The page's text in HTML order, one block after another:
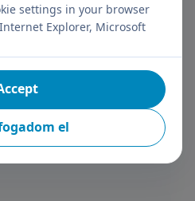
Részletek
surgery
88 Részletek
settings in your browser
Explorer, Microsoft
el